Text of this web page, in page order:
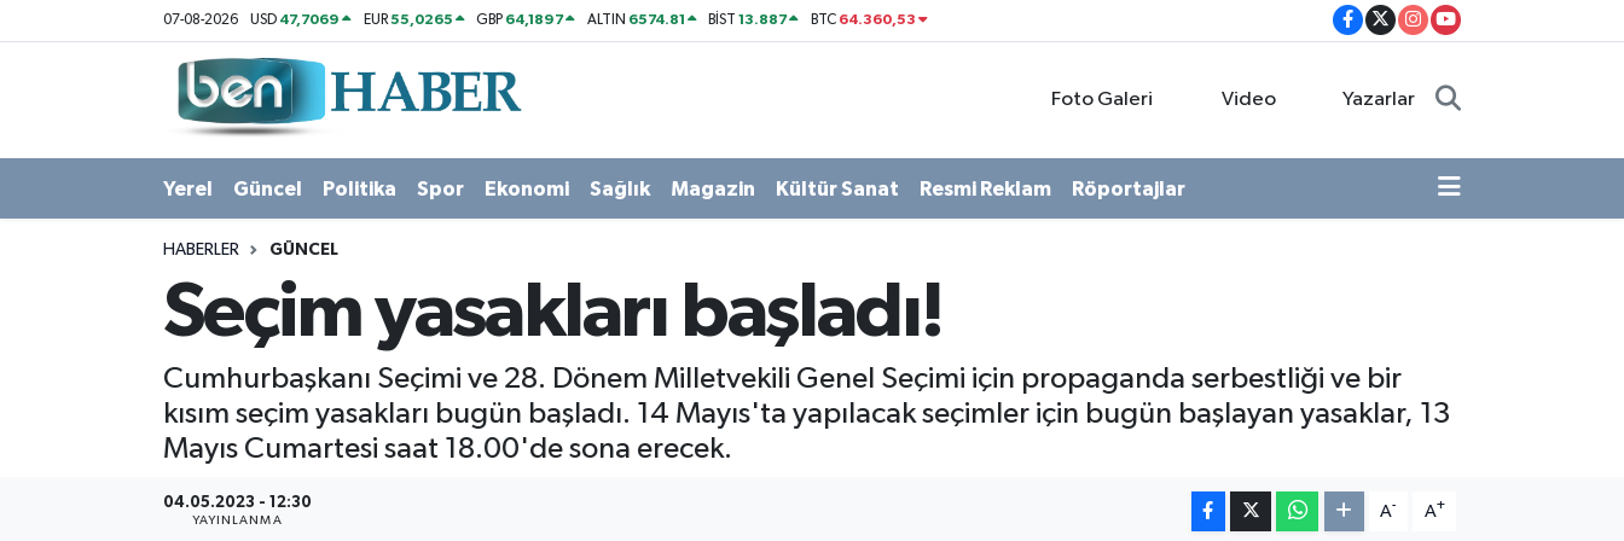
07-08-2026 USD 47,7069 EUR55,0265 GBP 64,1897 ALTIN 6574.81 BİST13.887 BTC 64.360,53
Foto Galeri Video Yazarlar
Yerel Güncel Politika Spor Ekonomi Sağlık Magazin Kültür Sanat Resmi Reklam Röportajlar
HABERLER GÜNCEL
Seçim yasakları başladı!
Cumhurbaşkanı Seçimi ve 28. Dönem Milletvekili Genel Seçimi için propaganda serbestliği ve bir
kısım seçim yasakları bugün başladı. 14 Mayıs'ta yapılacak seçimler için bugün başlayan yasaklar, 13
Mayıs Cumartesi saat 18.00'de sona erecek.
04.05.2023 - 12:30
YAYINLANMA
A- A+
Politika
Hava Durumu
Süper Lig Puan Durumu ve Fikstür
Son Dakika Haberleri
Haber Arşivi